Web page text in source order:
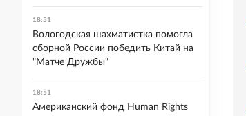
18:51
Вологодская шахматистка помогла
сборной России победить Китай на
"Матче Дружбы"
18:51
Американский фонд Human Rights